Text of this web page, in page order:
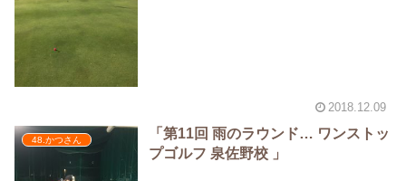
2018.12.09
48.かつさん
「第11回 雨のラウンド… ワンストッ
プゴルフ 泉佐野校 」